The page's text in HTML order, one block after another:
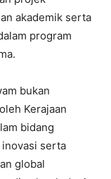
akademik serta
program
bukan
Kerajaan
bidang
serta
global